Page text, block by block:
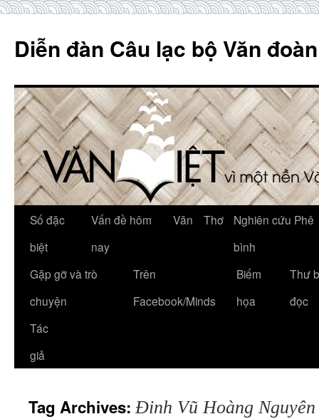
content
Diễn đàn Câu lạc bộ Văn
Số đặc
biệt
Vấn đề hôm
nay
Văn Thơ
Nghiên cứu Phê
bình
Gặp gỡ và trò
chuyện
Trên
Facebook/Minds
Biếm
họa
Thư
đọc
Tác
giả
Tag Archives:Đinh Vũ Hoàng Nguyên